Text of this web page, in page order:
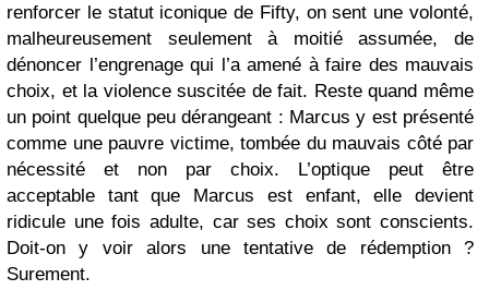
renforcer le statut iconique de Fifty, on sent une volonté,
malheureusement seulement à moitié assumée, de
dénoncer l’engrenage qui l’a amené à faire des mauvais
choix, et la violence suscitée de fait. Reste quand même
un point quelque peu dérangeant : Marcus y est présenté
comme une pauvre victime, tombée du mauvais côté par
nécessité et non par choix. L’optique peut être
acceptable tant que Marcus est enfant, elle devient
ridicule une fois adulte, car ses choix sont conscients.
Doit-on y voir alors une tentative de rédemption ?
Surement.